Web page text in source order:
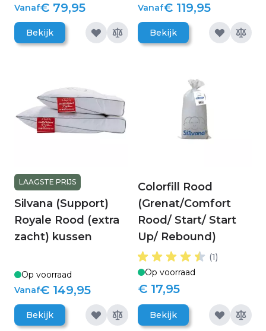
Vanaf€ 79,95
Bekijk
Vanaf€ 119,95
Bekijk
LAAGSTE PRIJS
Silvana (Support)
Royale Rood (extra
zacht) kussen
Op voorraad
Vanaf€ 149,95
Bekijk
Colorfill Rood
(Grenat/Comfort
Rood/ Start/ Start
Up/ Rebound)
(1)
Op voorraad
€ 17,95
Bekijk